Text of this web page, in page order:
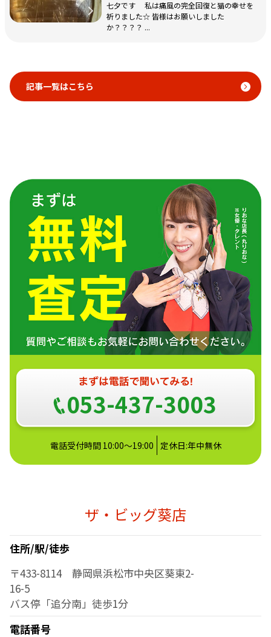
七夕です 私は痛風の完全回復と猫の幸せを
祈りました☆ 皆様はお願いしました
か？？？？ ...
記事一覧はこちら
053-437-3003
電話受付時間 10:00～19:00 定休日:年中無休
ザ・ビッグ葵店
住所/駅/徒歩
〒433-8114 静岡県浜松市中央区葵東2-
16-5
バス停「追分南」徒歩1分
電話番号